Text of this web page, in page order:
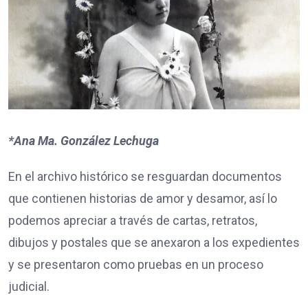
*Ana Ma. González Lechuga
En el archivo histórico se resguardan documentos
que contienen historias de amor y desamor, así lo
podemos apreciar a través de cartas, retratos,
dibujos y postales que se anexaron a los expedientes
y se presentaron como pruebas en un proceso
judicial.